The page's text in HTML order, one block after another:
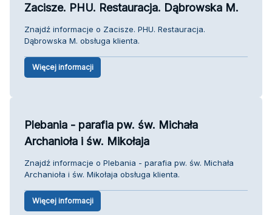
Zacisze. PHU. Restauracja. Dąbrowska M.
Znajdź informacje o Zacisze. PHU. Restauracja.
Dąbrowska M. obsługa klienta.
Więcej informacji
Plebania - parafia pw. św. Michała
Archanioła i św. Mikołaja
Znajdź informacje o Plebania - parafia pw. św. Michała
Archanioła i św. Mikołaja obsługa klienta.
Więcej informacji